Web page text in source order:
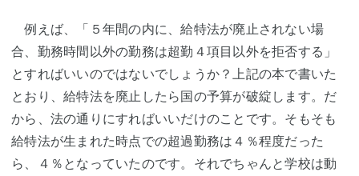
例えば、「５年間の内に、給特法が廃止されない場
合、勤務時間以外の勤務は超勤４項目以外を拒否する」
とすればいいのではないでしょうか？上記の本で書いた
とおり、給特法を廃止したら国の予算が破綻します。だ
から、法の通りにすればいいだけのことです。そもそも
給特法が生まれた時点での超過勤務は４％程度だった
ら、４％となっていたのです。それでちゃんと学校は動